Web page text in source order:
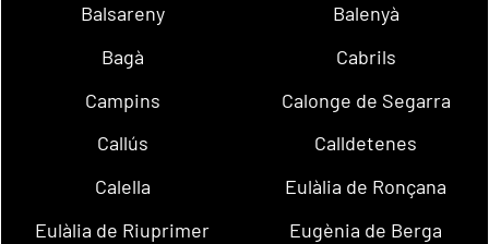
Balsareny
Balenyà
Bagà
Cabrils
Campins
Calonge de Segarra
Callús
Calldetenes
Calella
Eulàlia de Ronçana
Eulàlia de Riuprimer
Eugènia de Berga